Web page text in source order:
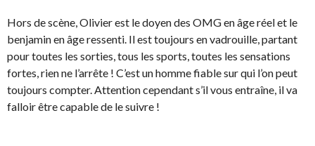
Hors de scène, Olivier est le doyen des OMG en âge réel et le
benjamin en âge ressenti. Il est toujours en vadrouille, partant
pour toutes les sorties, tous les sports, toutes les sensations
fortes, rien ne l’arrête ! C’est un homme fiable sur qui l’on peut
toujours compter. Attention cependant s’il vous entraîne, il va
falloir être capable de le suivre !